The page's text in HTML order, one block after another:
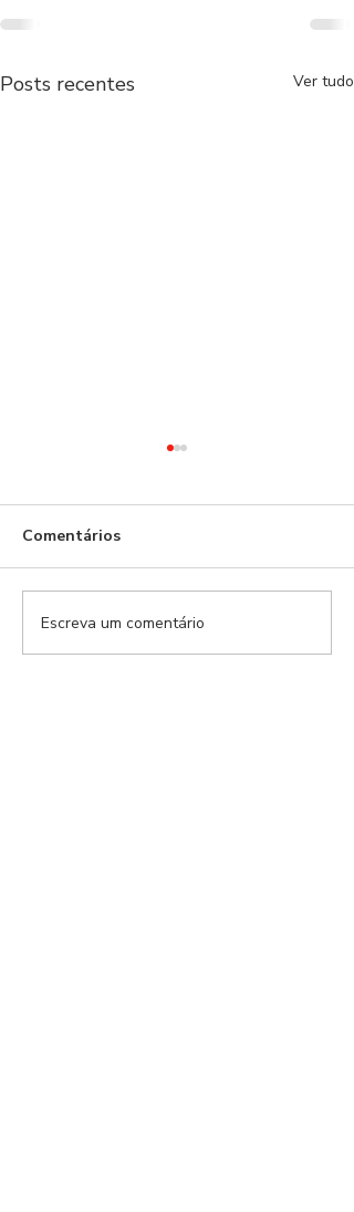
Posts recentes Ver tudo
Modalidades Benfica |
EP.159
Comentários
Escreva um comentário